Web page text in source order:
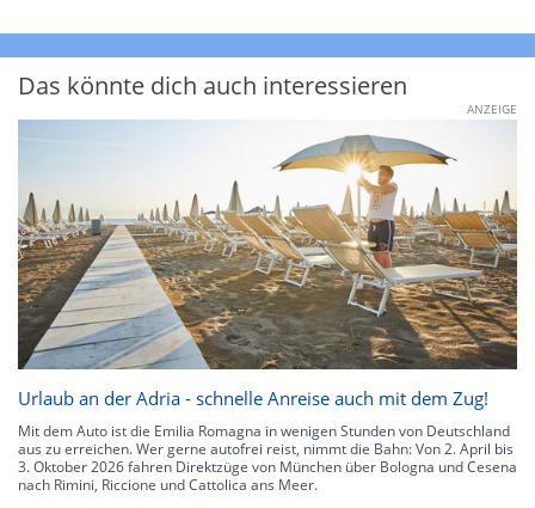
Das könnte dich auch interessieren
ANZEIGE
Urlaub an der Adria - schnelle Anreise auch mit dem Zug!
Mit dem Auto ist die Emilia Romagna in wenigen Stunden von Deutschland
aus zu erreichen. Wer gerne autofrei reist, nimmt die Bahn: Von 2. April bis
3. Oktober 2026 fahren Direktzüge von München über Bologna und Cesena
nach Rimini, Riccione und Cattolica ans Meer.